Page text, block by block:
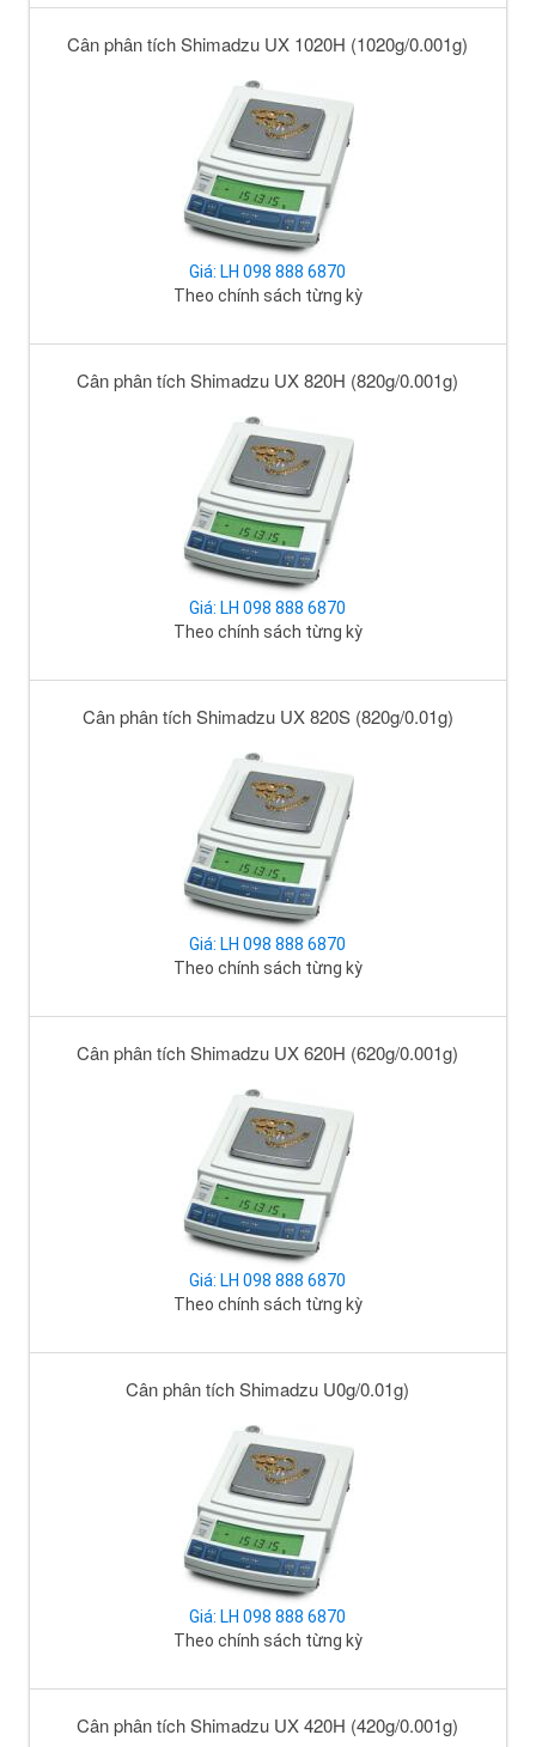
Cân phân tích Shimadzu UX 1020H (1020g/0.001g)
Giá: LH 098 888 6870
Theo chính sách từng kỳ
Cân phân tích Shimadzu UX 820H (820g/0.001g)
Giá: LH 098 888 6870
Theo chính sách từng kỳ
Cân phân tích Shimadzu UX 820S (820g/0.01g)
Giá: LH 098 888 6870
Theo chính sách từng kỳ
Cân phân tích Shimadzu UX 620H (620g/0.001g)
Giá: LH 098 888 6870
Theo chính sách từng kỳ
Cân phân tích Shimadzu U0g/0.01g)
Giá: LH 098 888 6870
Theo chính sách từng kỳ
Cân phân tích Shimadzu UX 420H (420g/0.001g)